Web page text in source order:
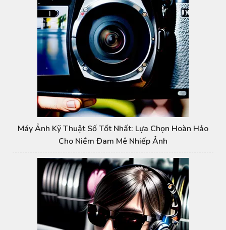
Máy Ảnh Kỹ Thuật Số Tốt Nhất: Lựa Chọn Hoàn Hảo
Cho Niềm Đam Mê Nhiếp Ảnh